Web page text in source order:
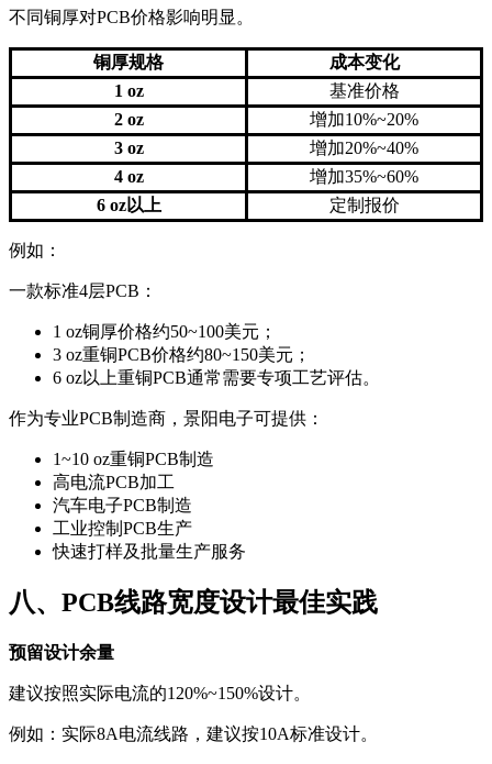
不同铜厚对PCB价格影响明显。
铜厚规格
成本变化
1 oz
基准价格
2 oz
增加10%~20%
3 oz
增加20%~40%
4 oz
增加35%~60%
6 oz以上
定制报价
例如：
一款标准4层PCB：
1 oz铜厚价格约50~100美元；
3 oz重铜PCB价格约80~150美元；
6 oz以上重铜PCB通常需要专项工艺评估。
作为专业PCB制造商，景阳电子可提供：
1~10 oz重铜PCB制造
高电流PCB加工
汽车电子PCB制造
工业控制PCB生产
快速打样及批量生产服务
八、PCB线路宽度设计最佳实践
预留设计余量
建议按照实际电流的120%~150%设计。
例如：实际8A电流线路，建议按10A标准设计。